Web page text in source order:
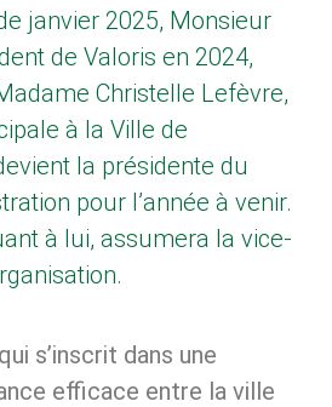
janvier 2025, Monsieur
de Valoris en 2024,
Christelle Lefèvre,
à la Ville de
la présidente du
pour l’année à venir.
à lui, assumera la vice-
s’inscrit dans une
efficace entre la ville